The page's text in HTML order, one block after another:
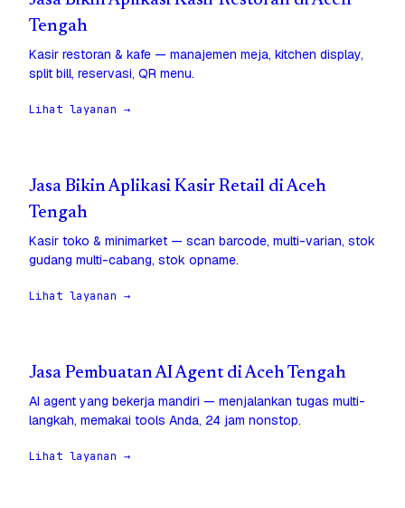
Tengah
Kasir restoran & kafe — manajemen meja, kitchen display,
split bill, reservasi, QR menu.
Lihat layanan →
Jasa Bikin Aplikasi Kasir Retail di Aceh
Tengah
Kasir toko & minimarket — scan barcode, multi-varian, stok
gudang multi-cabang, stok opname.
Lihat layanan →
Jasa Pembuatan AI Agent di Aceh Tengah
AI agent yang bekerja mandiri — menjalankan tugas multi-
langkah, memakai tools Anda, 24 jam nonstop.
Lihat layanan →